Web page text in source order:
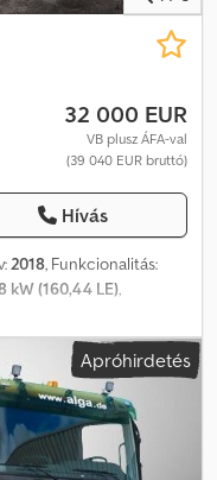
értékesítés jogának
32 000 EUR
VB plusz ÁFA-val
(39 040 EUR bruttó)
Hívás
2018, Funkcionalitás:
kW (160,44 LE)
Aijwi Trlsdsha
Apróhirdetés